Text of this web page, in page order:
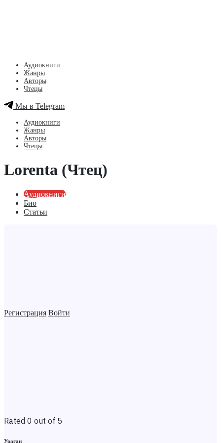
Регистрация Войти
Аудиокниги
Жанры
Авторы
Чтецы
Мы в Telegram
Аудиокниги
Жанры
Авторы
Чтецы
Lorenta (Чтец)
Аудиокниги
Био
Статьи
Rated 0 out of 5
Ураган